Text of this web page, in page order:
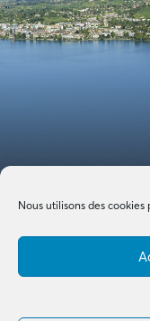
Nous utilisons des